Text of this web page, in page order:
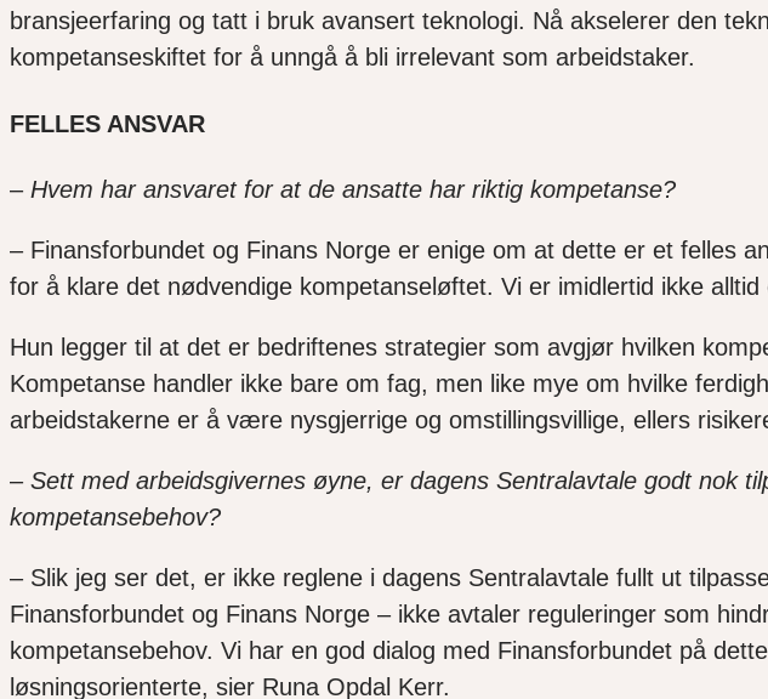
bransjeerfaring og tatt i bruk avansert teknologi. Nå akselerer den
kompetanseskiftet for å unngå å bli irrelevant som arbeidstaker.
FELLES ANSVAR
–Hvem har ansvaret for at de ansatte har riktig kompetanse?
– Finansforbundet og Finans Norge er enige om at dette er et felles
for å klare det nødvendige kompetanseløftet. Vi er imidlertid ikke alltid
Hun legger til at det er bedriftenes strategier som avgjør hvilken
Kompetanse handler ikke bare om fag, men like mye om hvilke
arbeidstakerne er å være nysgjerrige og omstillingsvillige, ellers
–Sett med arbeidsgivernes øyne, er dagens Sentralavtale godt nok
kompetansebehov?
– Slik jeg ser det, er ikke reglene i dagens Sentralavtale fullt ut
Finansforbundet og Finans Norge – ikke avtaler reguleringer som
kompetansebehov. Vi har en god dialog med Finansforbundet på
løsningsorienterte, sier Runa Opdal Kerr.